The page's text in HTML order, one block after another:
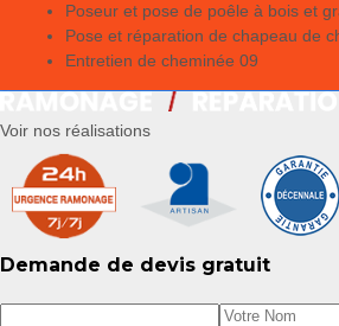
Poseur et pose de poêle à bois et
Pose et réparation de chapeau de
Entretien de cheminée 09
Voir nos réalisations
Demande de devis gratuit